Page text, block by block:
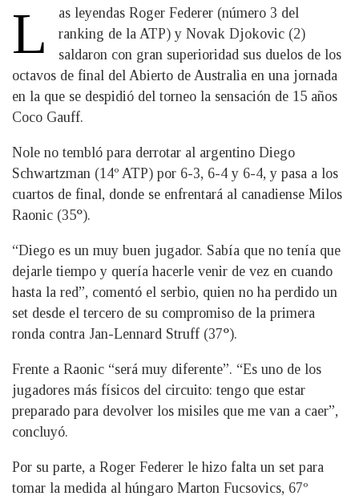
L
as leyendas Roger Federer (número 3 del
ranking de la ATP) y Novak Djokovic (2)
saldaron con gran superioridad sus duelos de los
octavos de final del Abierto de Australia en una jornada
en la que se despidió del torneo la sensación de 15 años
Coco Gauff.
Nole no tembló para derrotar al argentino Diego
Schwartzman (14º ATP) por 6-3, 6-4 y 6-4, y pasa a los
cuartos de final, donde se enfrentará al canadiense Milos
Raonic (35°).
“Diego es un muy buen jugador. Sabía que no tenía que
dejarle tiempo y quería hacerle venir de vez en cuando
hasta la red”, comentó el serbio, quien no ha perdido un
set desde el tercero de su compromiso de la primera
ronda contra Jan-Lennard Struff (37°).
Frente a Raonic “será muy diferente”. “Es uno de los
jugadores más físicos del circuito: tengo que estar
preparado para devolver los misiles que me van a caer”,
concluyó.
Por su parte, a Roger Federer le hizo falta un set para
tomar la medida al húngaro Marton Fucsovics, 67º